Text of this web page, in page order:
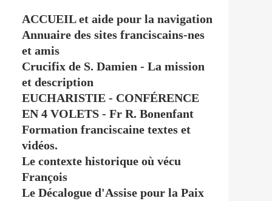
ACCUEIL et aide pour la navigation
Annuaire des sites franciscains-nes
et amis
Crucifix de S. Damien - La mission
et description
EUCHARISTIE - CONFÉRENCE
EN 4 VOLETS - Fr R. Bonenfant
Formation franciscaine textes et
vidéos.
Le contexte historique où vécu
François
Le Décalogue d'Assise pour la Paix